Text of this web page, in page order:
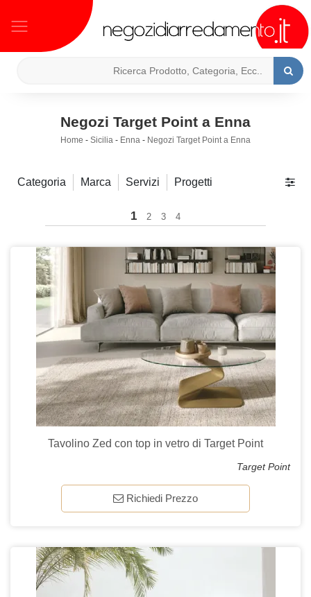
Negozi Target Point a Enna
Home - Sicilia - Enna - Negozi Target Point a Enna
Categoria Marca Servizi Progetti
1 2 3 4
Tavolino Zed con top in vetro di Target Point
Target Point
Richiedi Prezzo